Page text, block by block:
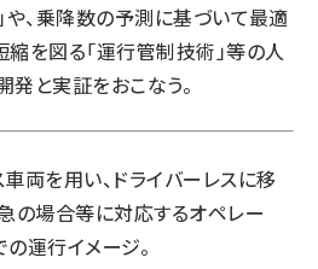
や、乗降数の予測に基づいて最適
を図る「運行管制技術」等の人
と実証をおこなう。
を用い、ドライバーレスに移
の場合等に対応するオペレー
運行イメージ。